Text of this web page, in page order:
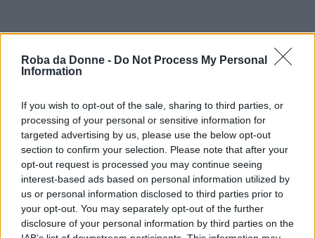
Roba da Donne - Do Not Process My Personal
Information
If you wish to opt-out of the sale, sharing to third parties, or
processing of your personal or sensitive information for
targeted advertising by us, please use the below opt-out
section to confirm your selection. Please note that after your
opt-out request is processed you may continue seeing
interest-based ads based on personal information utilized by
us or personal information disclosed to third parties prior to
your opt-out. You may separately opt-out of the further
disclosure of your personal information by third parties on the